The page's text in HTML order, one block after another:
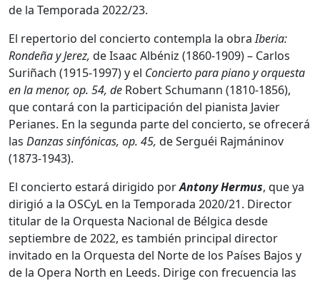
de la Temporada 2022/23.
El repertorio del concierto contempla la obraIberia:
Rondeña y Jerez, de Isaac Albéniz (1860-1909) – Carlos
Suriñach (1915-1997) y el Concierto para piano y orquesta
en la menor, op. 54, de Robert Schumann (1810-1856),
que contará con la participación del pianista Javier
Perianes. En la segunda parte del concierto, se ofrecerá
las Danzas sinfónicas, op. 45, de Serguéi Rajmáninov
(1873-1943).
El concierto estará dirigido porAntony Hermus, que ya
dirigió a la OSCyL en la Temporada 2020/21. Director
titular de la Orquesta Nacional de Bélgica desde
septiembre de 2022, es también principal director
invitado en la Orquesta del Norte de los Países Bajos y
de la Opera North en Leeds. Dirige con frecuencia las